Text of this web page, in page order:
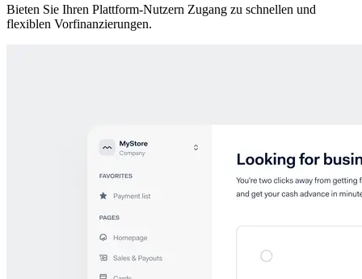
Bieten Sie Ihren Plattform-Nutzern Zugang zu schnellen und
flexiblen Vorfinanzierungen.